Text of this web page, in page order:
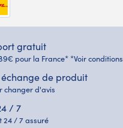
gratuit
pour la France* *Voir conditions
échange de produit
changer d'avis
/ 7
24 / 7 assuré